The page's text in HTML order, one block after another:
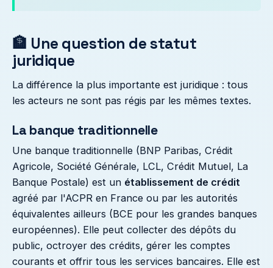
🏦 Une question de statut
juridique
La différence la plus importante est juridique : tous
les acteurs ne sont pas régis par les mêmes textes.
La banque traditionnelle
Une banque traditionnelle (BNP Paribas, Crédit
Agricole, Société Générale, LCL, Crédit Mutuel, La
Banque Postale) est un établissement de crédit
agréé par l'ACPR en France ou par les autorités
équivalentes ailleurs (BCE pour les grandes banques
européennes). Elle peut collecter des dépôts du
public, octroyer des crédits, gérer les comptes
courants et offrir tous les services bancaires. Elle est